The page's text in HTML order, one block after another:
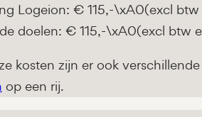
Logeion: € 115,-\xA0(excl
doelen: € 115,-\xA0(excl btw
kosten zijn er ook
op een rij.